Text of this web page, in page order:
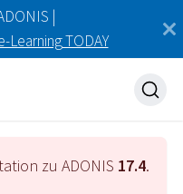
|
Learning TODAY
zu ADONIS 17.4.